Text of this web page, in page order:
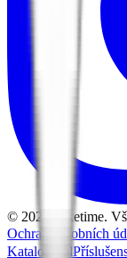
© 2026
Biketime.
Ochrana osobních
Katalog kol